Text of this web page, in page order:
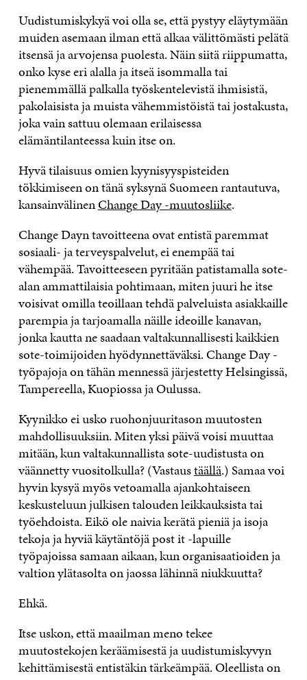
Uudistumiskykyä voi olla se, että pystyy eläytymään
muiden asemaan ilman että alkaa välittömästi pelätä
itsensä ja arvojensa puolesta. Näin siitä riippumatta,
onko kyse eri alalla ja itseä isommalla tai
pienemmällä palkalla työskentelevistä ihmisistä,
pakolaisista ja muista vähemmistöistä tai jostakusta,
joka vain sattuu olemaan erilaisessa
elämäntilanteessa kuin itse on.
Hyvä tilaisuus omien kyynisyyspisteiden
tökkimiseen on tänä syksynä Suomeen rantautuva,
kansainvälinenChange Day -muutosliike.
Change Dayn tavoitteena ovat entistä paremmat
sosiaali- ja terveyspalvelut, ei enempää tai
vähempää. Tavoitteeseen pyritään patistamalla sote-
alan ammattilaisia pohtimaan, miten juuri he itse
voisivat omilla teoillaan tehdä palveluista asiakkaille
parempia ja tarjoamalla näille ideoille kanavan,
jonka kautta ne saadaan valtakunnallisesti kaikkien
sote-toimijoiden hyödynnettäväksi. Change Day -
työpajoja on tähän mennessä järjestetty Helsingissä,
Tampereella, Kuopiossa ja Oulussa.
Kyynikko ei usko ruohonjuuritason muutosten
mahdollisuuksiin. Miten yksi päivä voisi muuttaa
mitään, kun valtakunnallista sote-uudistusta on
väännetty vuositolkulla? (Vastaustäällä.) Samaa voi
hyvin kysyä myös vetoamalla ajankohtaiseen
keskusteluun julkisen talouden leikkauksista tai
työehdoista. Eikö ole naivia kerätä pieniä ja isoja
tekoja ja hyviä käytäntöjä post it -lapuille
työpajoissa samaan aikaan, kun organisaatioiden ja
valtion ylätasolta on jaossa lähinnä niukkuutta?
Ehkä.
Itse uskon, että maailman meno tekee
muutostekojen keräämisestä ja uudistumiskyvyn
kehittämisestä entistäkin tärkeämpää. Oleellista on